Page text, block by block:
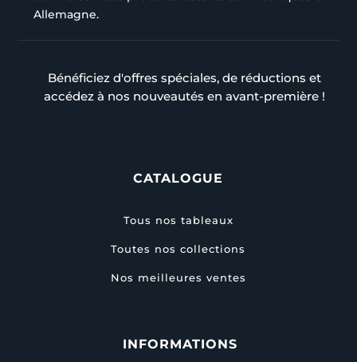
Allemagne.
Bénéficiez d'offres spéciales, de réductions et
accédez à nos nouveautés en avant-première !
CATALOGUE
Tous nos tableaux
Toutes nos collections
Nos meilleures ventes
INFORMATIONS